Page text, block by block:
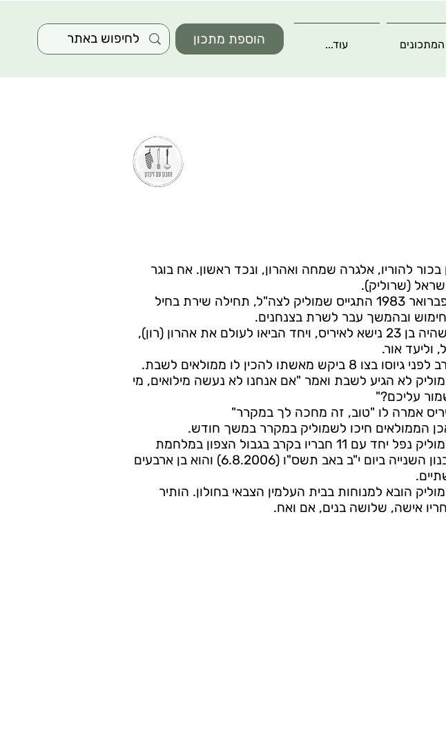
הוספת מתכון עוד...
בכור להוריו, אלגרה שמחה ואהרון, ונכד ראשון. אח בוגר
(שרוליק).
בפברואר 1983 התגייס שמוליק לצה"ל, תחילה שירת בחיל
ובהמשך עבר לשרת בצנחנים.
כשהיה בן 23 נישא לאיריס, ויחד הביאו לעולם את אהרון (רון),
וליעד אור.
גיוסו בצו 8 ביקש מאשתו להכין לו ממולאים לשבת.
לא הגיע לשבת ואמר "אם אנחנו לא נעשה מילואים, מי
עליכם?"
אמרה לו "טוב, זה מחכה לך במקרר"
הממולאים חיכו לשמוליק במקרר במשך חודש.
שמוליק נפל יחד עם 11 חבריו בקרב בגבול הצפון במלחמת
לבנון השנייה ביום י"ב באב תשס"ו (6.8.2006) והוא בן ארבעים
הובא למנוחות בבית העלמין הצבאי בחולון. הותיר
אישה, שלושה בנים, אם ואח.